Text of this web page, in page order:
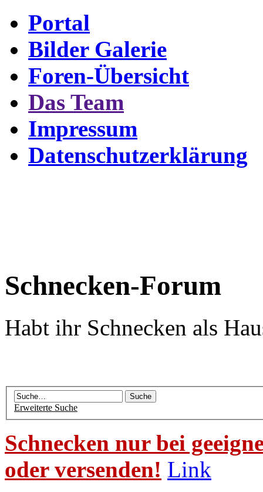
Portal
Bilder Galerie
Foren-Übersicht
Das Team
Impressum
Datenschutzerklärung
Schnecken-Forum
Habt ihr Schnecken als
Erweiterte Suche
Schnecken nur bei
oder versenden! Link